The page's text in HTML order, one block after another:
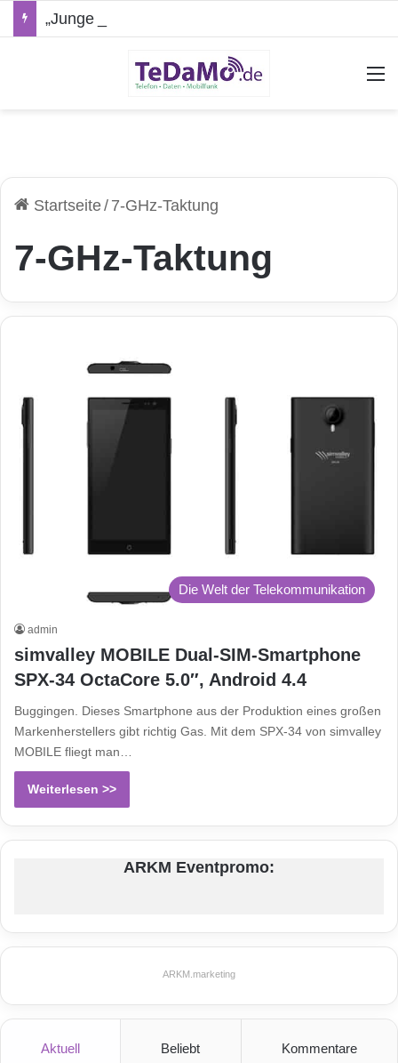
Startseite/ 7-GHz-Taktung
7-GHz-Taktung
Die Welt der Telekommunikation
admin
simvalley MOBILE Dual-SIM-Smartphone
SPX-34 OctaCore 5.0″, Android 4.4
Buggingen. Dieses Smartphone aus der Produktion eines großen
Markenherstellers gibt richtig Gas. Mit dem SPX-34 von simvalley
MOBILE fliegt man…
Weiterlesen >>
ARKM Eventpromo:
ARKM.marketing
Aktuell Beliebt Kommentare